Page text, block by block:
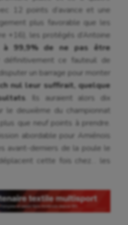
12 points d’avance et une
plus favorable que les
+16), les protégés d’Antoine
à 99,9% de ne pas être
définitivement ce fauteuil de
un barrage pour monter
nul leur suffirait, quelque
. Ils auraient alors dix
le deuxième du championnat
que neuf points à prendre.
abordable pour Amiénois
avant-derniers de la poule le
cette fois chez… les